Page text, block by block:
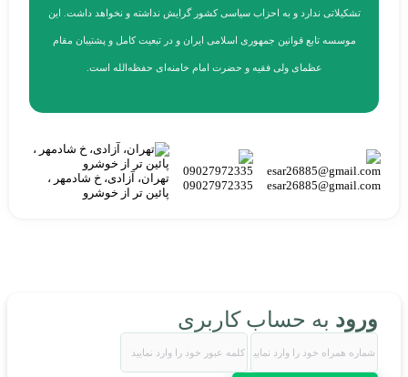
تشکیلاتی ندارد و به احزاب سیاسی کشور گرایش نداشته و نخواهد داشت. این
موسسه تابع قوانین جمهوری اسلامی ایران و در تبعیت کامل و پشتیبان مقام
عظمای ولی فقیه و حضرت امام خامنه‌ای حفظه‌الله است.
09027972335
تهران، آزادی، خ شادمهر ،
پائین تر از خوشرو
ورودبه حساب کاربری